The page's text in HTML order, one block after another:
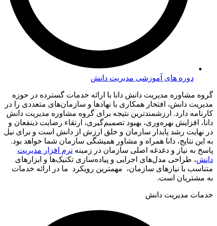
دوره های آموزشی مدیریت دانش
گروه مشاوره مدیریت دانش دانا با ارائه خدمات گسترده در حوزه
مدیریت دانش، افتخار همکاری با نهادها و سازمان‌های متعددی را در
کارنامه دارد. ارزشمندترین نتیجه برای گروه مشاوره مدیریت دانش
دانا، افزایش بهره‌وری، بهبود تصمیم‌گیری، ارتقاء رضایت ذینفعان و
در نهایت رشد پایدار سازمان و خلق ارزش از دانش است و برای نیل
به این نتایج، دانا همراه و مشاور همیشگی سازمان شما خواهد بود.
پاسخ به نیاز و دغدغه اصلی سازمان در زمینه نرم افزار مدیریت
دانش، طراحی مدل‌های اجرایی و پیاده‌سازی تکنیک‌ها و ابزارهای
متناسب با نیازهای سازمان، مهمترین رویکرد ما در ارائه خدمات
به مشتریان است.
خدمات مدیریت دانش